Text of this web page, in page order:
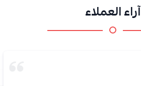
آراء العملاء